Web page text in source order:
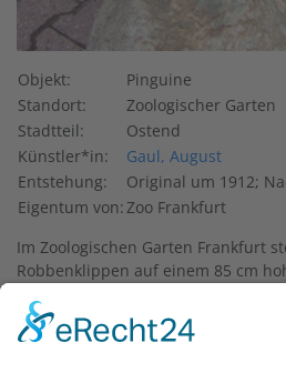
Objekt:
Pinguine
Standort:
Zoologischer Garten
Stadtteil:
Ostend
Künstler*in:
Gaul, August
Entstehung:
Original um 1912;
Eigentum von:Zoo Frankfurt
Im Zoologischen Garten Frankfurt
Robbenklippen auf einem 85 cm
Nachguss, der Anfang der 1960er
Originalgussmodellen des